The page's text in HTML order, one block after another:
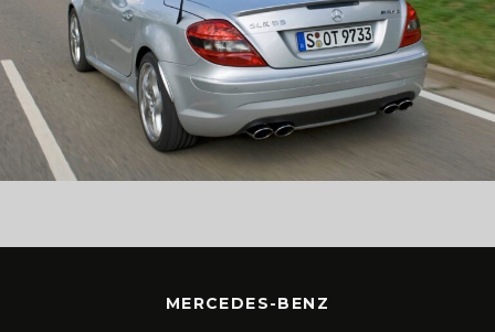
MERCEDES-BENZ